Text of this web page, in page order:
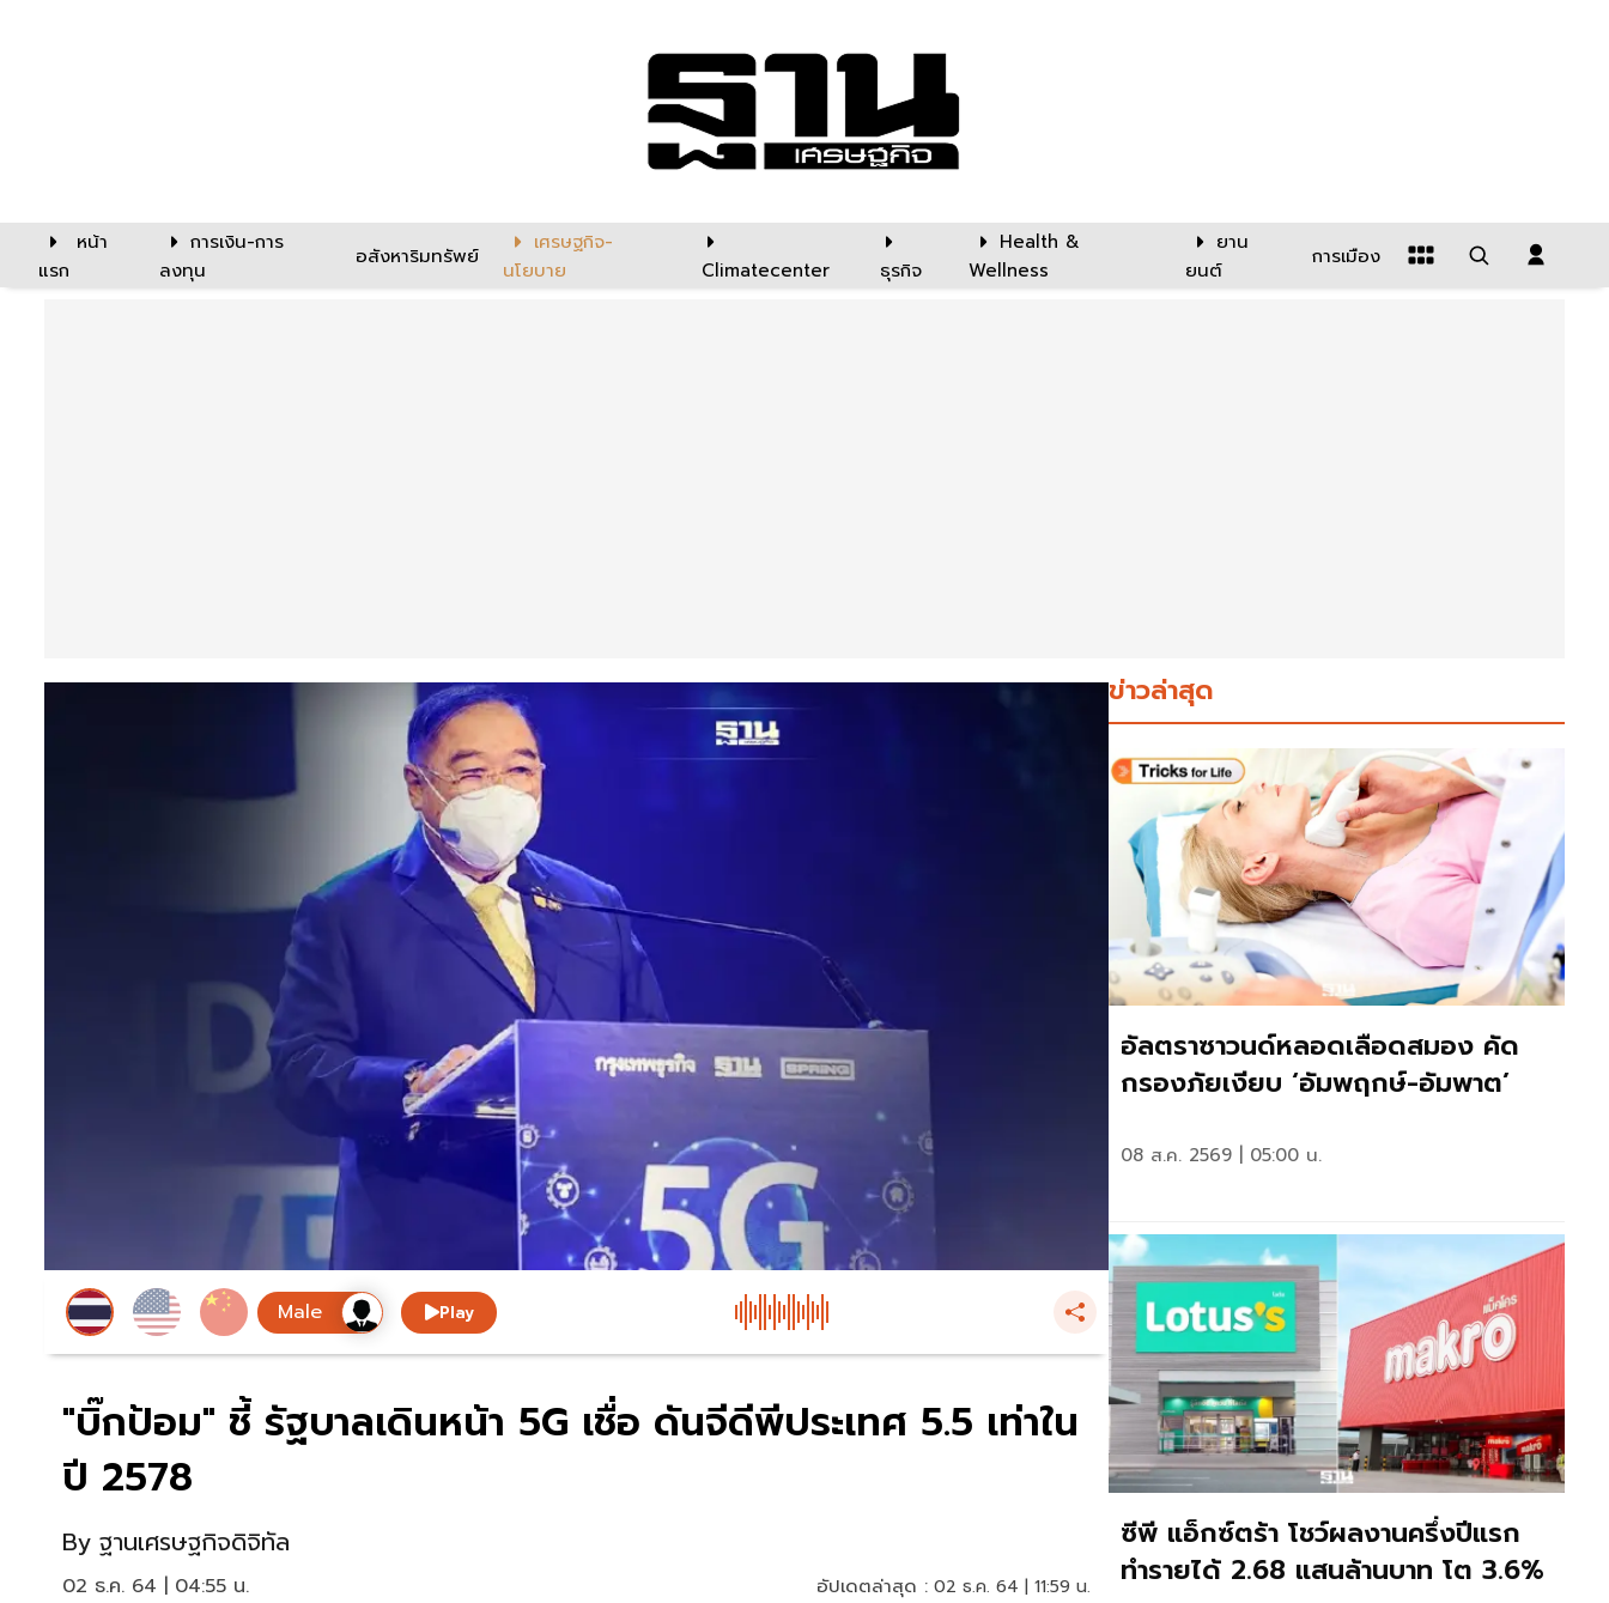
หน้า
แรก
การเงิน-การ
ลงทุน
อสังหาริมทรัพย์
เศรษฐกิจ-
นโยบาย
Climatecenter ธุรกิจ
Health &
Wellness
ยาน
ยนต์
การเมือง
Play
"บิ๊กป้อม" ชี้ รัฐบาลเดินหน้า 5G เชื่อ ดันจีดีพีประเทศ 5.5 เท่าใน
ปี 2578
By ฐานเศรษฐกิจดิจิทัล
02 ธ.ค. 64 | 04:55 น. อัปเดตล่าสุด : 02 ธ.ค. 64 | 11:59 น.
ข่าวล่าสุด
อัลตราซาวนด์หลอดเลือดสมอง คัด
กรองภัยเงียบ ‘อัมพฤกษ์-อัมพาต’
08 ส.ค. 2569 | 05:00 น.
ซีพี แอ็กซ์ตร้า โชว์ผลงานครึ่งปีแรก
ทำรายได้ 2.68 แสนล้านบาท โต 3.6%